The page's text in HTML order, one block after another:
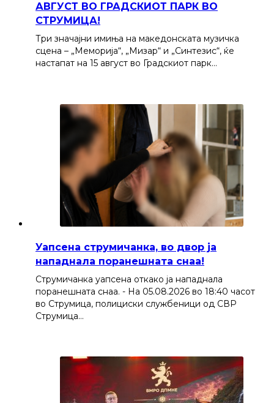
АВГУСТ ВО ГРАДСКИОТ ПАРК ВО
СТРУМИЦА!
Три значајни имиња на македонската музичка
сцена – „Меморија“, „Мизар“ и „Синтезис“, ќе
настапат на 15 август во Градскиот парк…
Уапсена струмичанка, во двор ја
нападнала поранешната снаа!
Струмичанка уапсена откако ја нападнала
поранешната снаа. - На 05.08.2026 во 18:40 часот
во Струмица, полициски службеници од СВР
Струмица…